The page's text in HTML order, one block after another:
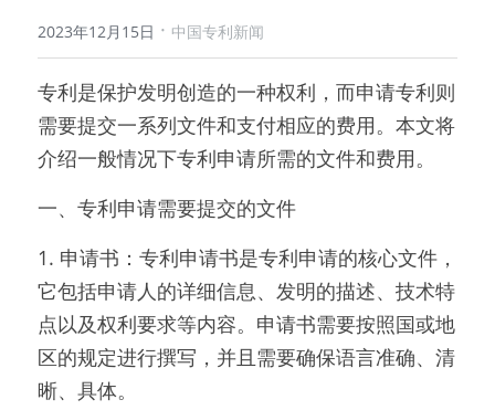
2023年12月15日 · 中国专利新闻
专利是保护发明创造的一种权利，而申请专利则
需要提交一系列文件和支付相应的费用。本文将
介绍一般情况下专利申请所需的文件和费用。
一、专利申请需要提交的文件
1. 申请书：专利申请书是专利申请的核心文件，
它包括申请人的详细信息、发明的描述、技术特
点以及权利要求等内容。申请书需要按照国或地
区的规定进行撰写，并且需要确保语言准确、清
晰、具体。